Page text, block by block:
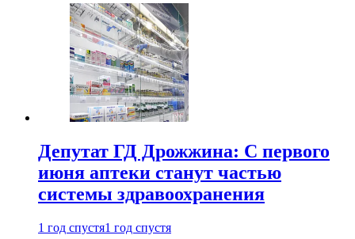
Депутат ГД Дрожжина: С первого
июня аптеки станут частью
системы здравоохранения
1 год спустя1 год спустя